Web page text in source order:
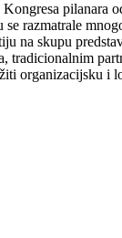
pilanara
razmatrale
na skupu
tradicionalnim
organizacijsku i